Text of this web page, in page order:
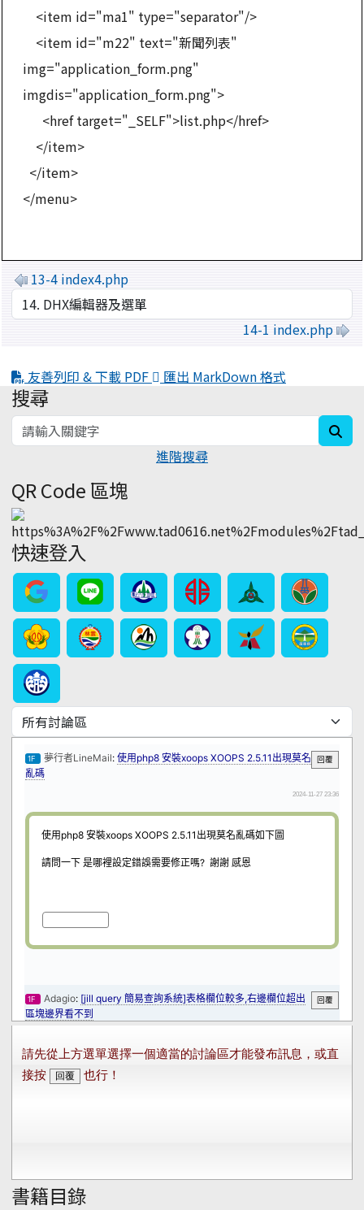
<item id="ma1" type="separator"/>
<item id="m22" text="新聞列表"
img="application_form.png"
imgdis="application_form.png">
<href target="_SELF">list.php</href>
</item>
</item>
</menu>
13-4 index4.php
14-1 index.php
友善列印 & 下載 PDF 匯出 MarkDown 格式
:::
搜尋
進階搜尋
QR Code 區塊
快速登入
書籍目錄